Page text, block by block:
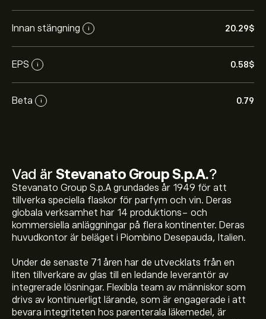
Innan stängning i 20.29‎$‎
EPS i 0.58‎$‎
Beta i 0.79
Vad är Stevanato Group S.p.A.?
Stevanato Group S.p.A grundades år 1949 för att
tillverka speciella flaskor för parfym och vin. Deras
globala verksamhet har 14 produktions- och
kommersiella anläggningar på flera kontinenter. Deras
huvudkontor är beläget i Piombino Desepauda, Italien.
Under de senaste 71 åren har de utvecklats från en
liten tillverkare av glas till en ledande leverantör av
integrerade lösningar. Flexibla team av människor som
drivs av kontinuerligt lärande, som är engagerade i att
bevara integriteten hos parenterala läkemedel, är